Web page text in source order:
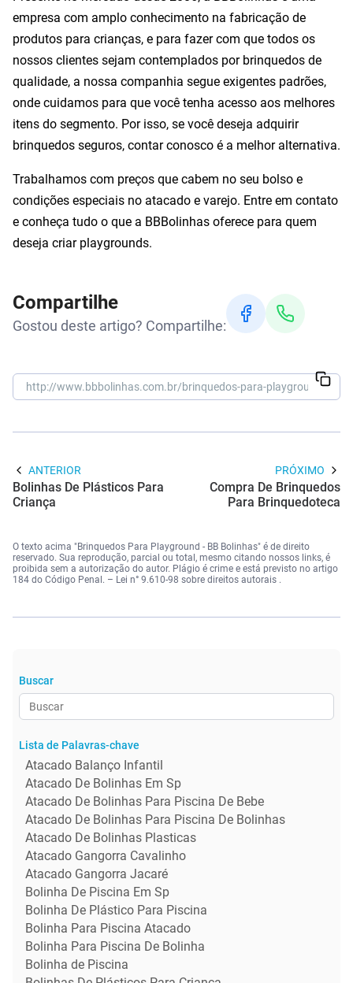
empresa com amplo conhecimento na fabricação de
produtos para crianças, e para fazer com que todos os
nossos clientes sejam contemplados por brinquedos de
qualidade, a nossa companhia segue exigentes padrões,
onde cuidamos para que você tenha acesso aos melhores
itens do segmento. Por isso, se você deseja adquirir
brinquedos seguros, contar conosco é a melhor alternativa.
Trabalhamos com preços que cabem no seu bolso e
condições especiais no atacado e varejo. Entre em contato
e conheça tudo o que a BBBolinhas oferece para quem
deseja criar playgrounds.
Compartilhe
Gostou deste artigo? Compartilhe:
ANTERIOR
Bolinhas De Plásticos Para
Criança
PRÓXIMO
Compra De Brinquedos
Para Brinquedoteca
O texto acima "Brinquedos Para Playground - BB Bolinhas" é de direito
reservado. Sua reprodução, parcial ou total, mesmo citando nossos links, é
proibida sem a autorização do autor. Plágio é crime e está previsto no artigo
184 do Código Penal. – Lei n° 9.610-98 sobre direitos autorais .
Buscar
Lista de Palavras-chave
Atacado Balanço Infantil
Atacado De Bolinhas Em Sp
Atacado De Bolinhas Para Piscina De Bebe
Atacado De Bolinhas Para Piscina De Bolinhas
Atacado De Bolinhas Plasticas
Atacado Gangorra Cavalinho
Atacado Gangorra Jacaré
Bolinha De Piscina Em Sp
Bolinha De Plástico Para Piscina
Bolinha Para Piscina Atacado
Bolinha Para Piscina De Bolinha
Bolinha de Piscina